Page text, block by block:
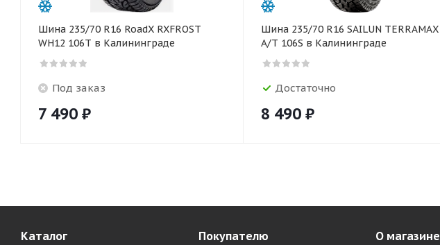
Шина 235/70 R16 RoadX RXFROST
WH12 106T в Калининграде
Под заказ
7 490 ₽
Шина 235/70 R16 SAILUN TERRAMAX
A/T 106S в Калининграде
Достаточно
8 490 ₽
Каталог Покупателю О магазине